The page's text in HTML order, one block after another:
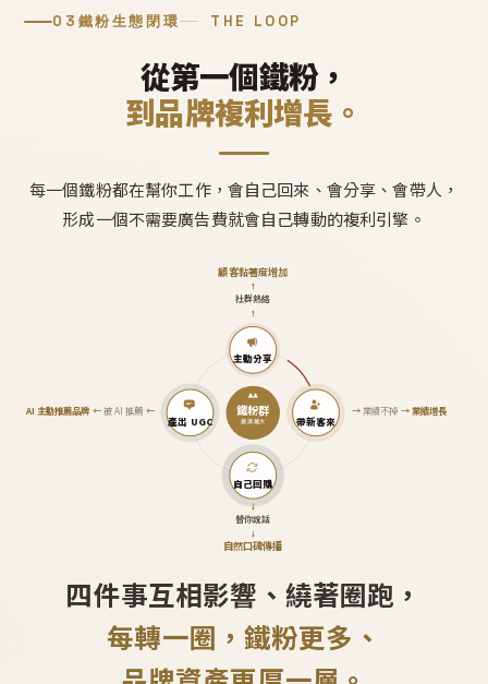
03 鐵粉生態閉環 THE LOOP
從第一個鐵粉，
到品牌複利增長。
每一個鐵粉都在幫你工作，會自己回來、會分享、會帶人，
形成一個不需要廣告費就會自己轉動的複利引擎。
鐵粉群
越滾越大
主動分享
↑
社群熱絡
↑
顧客黏著度增加
帶新客來
→業績不掉 →業績增長
自己回購
↓
替你說話
↓
自然口碑傳播
產出 UGC
AI 主動推薦品牌←被 AI 推薦 ←
四件事互相影響、繞著圈跑，
每轉一圈，鐵粉更多、